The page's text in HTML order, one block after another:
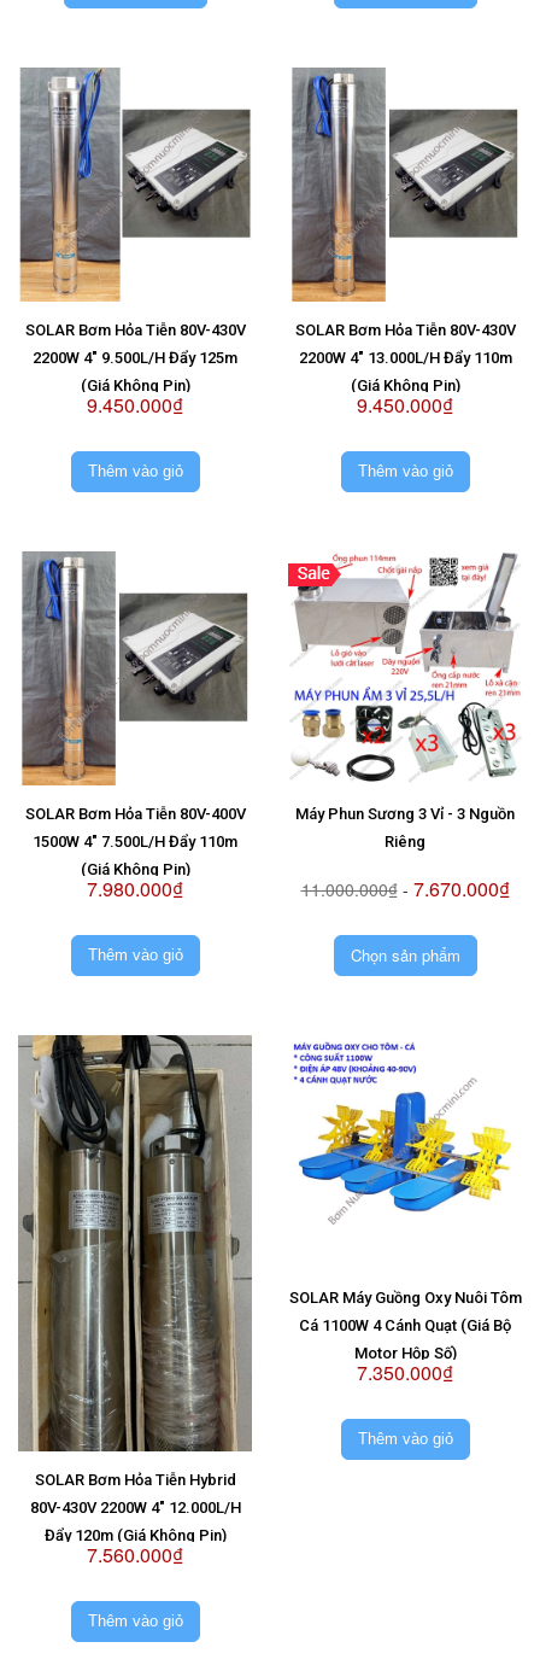
SOLAR Bơm Hỏa Tiễn 80V-430V
2200W 4" 9.500L/H Đẩy 125m
(Giá Không Pin)
9.450.000₫
Thêm vào giỏ
SOLAR Bơm Hỏa Tiễn 80V-430V
2200W 4" 13.000L/H Đẩy 110m
(Giá Không Pin)
9.450.000₫
Thêm vào giỏ
SOLAR Bơm Hỏa Tiễn 80V-400V
1500W 4" 7.500L/H Đẩy 110m
(Giá Không Pin)
7.980.000₫
Thêm vào giỏ
Máy Phun Sương 3 Vỉ - 3 Nguồn
Riêng
11.000.000₫- 7.670.000₫
Chọn sản phẩm
SOLAR Bơm Hỏa Tiễn Hybrid
80V-430V 2200W 4" 12.000L/H
Đẩy 120m (Giá Không Pin)
7.560.000₫
Thêm vào giỏ
SOLAR Máy Guồng Oxy Nuôi Tôm
Cá 1100W 4 Cánh Quạt (Giá Bộ
Motor Hộp Số)
7.350.000₫
Thêm vào giỏ